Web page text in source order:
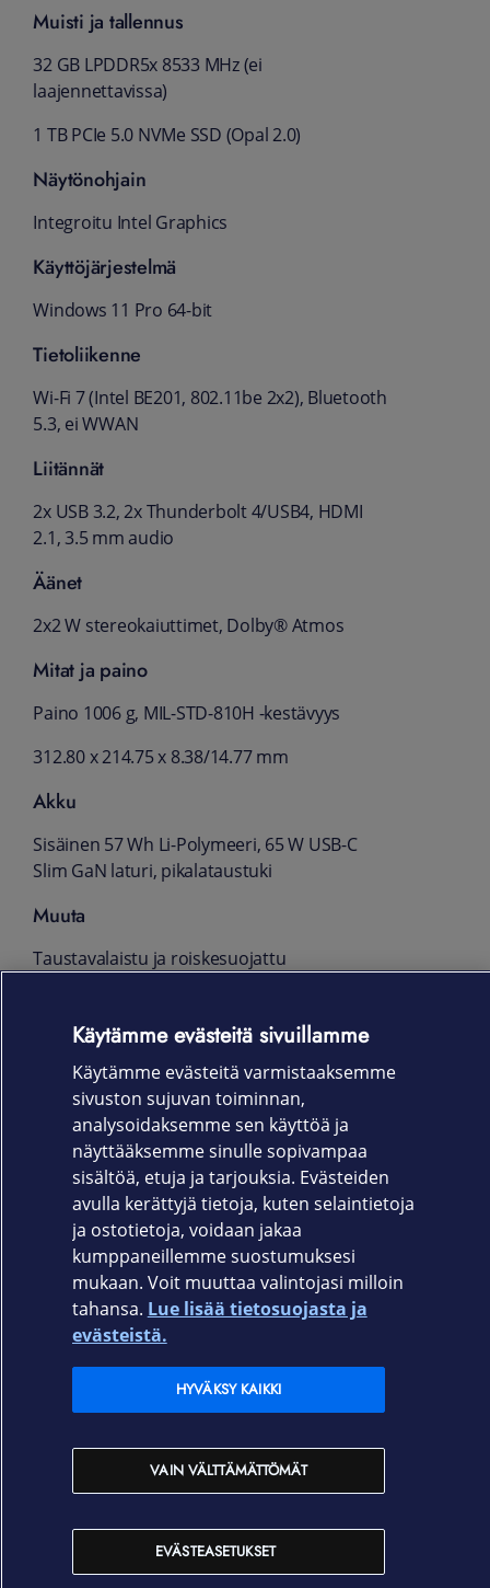
Muisti ja tallennus
32 GB LPDDR5x 8533 MHz (ei
laajennettavissa)
1 TB PCIe 5.0 NVMe SSD (Opal 2.0)
Näytönohjain
Integroitu Intel Graphics
Käyttöjärjestelmä
Windows 11 Pro 64-bit
Tietoliikenne
Wi-Fi 7 (Intel BE201, 802.11be 2x2), Bluetooth
5.3, ei WWAN
Liitännät
2x USB 3.2, 2x Thunderbolt 4/USB4, HDMI
2.1, 3.5 mm audio
Äänet
2x2 W stereokaiuttimet, Dolby® Atmos
Mitat ja paino
Paino 1006 g, MIL-STD-810H -kestävyys
312.80 x 214.75 x 8.38/14.77 mm
Akku
Sisäinen 57 Wh Li-Polymeeri, 65 W USB-C
Slim GaN laturi, pikalataustuki
Muuta
Taustavalaistu ja roiskesuojattu
Shutter -suojalla, sormenjälkilukija, TPM 2.0,
Kensington Nano -lukko
Takuu
3 vuoden Premier NBD on-site -takuu
Elisan myymälät
Käytämme evästeitä sivuillamme
Käytämme evästeitä varmistaaksemme
sivuston sujuvan toiminnan,
analysoidaksemme sen käyttöä ja
näyttääksemme sinulle sopivampaa
sisältöä, etuja ja tarjouksia. Evästeiden
avulla kerättyjä tietoja, kuten selaintietoja
ja ostotietoja, voidaan jakaa
kumppaneillemme suostumuksesi
mukaan. Voit muuttaa valintojasi milloin
tahansa. Lue lisää tietosuojasta ja
evästeistä.
EVÄSTEASETUKSET
VAIN VÄLTTÄMÄTTÖMÄT
HYVÄKSY KAIKKI